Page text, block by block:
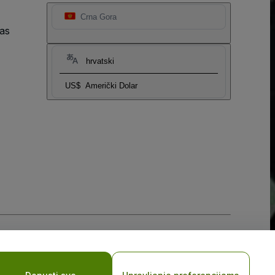
Crna Gora
hrvatski
US$ Američki Dolar
za mobilne uređaje